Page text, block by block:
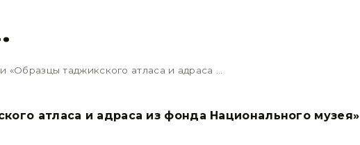
«Образцы таджикского атласа и адраса …
атласа и адраса из фонда Национального музея»